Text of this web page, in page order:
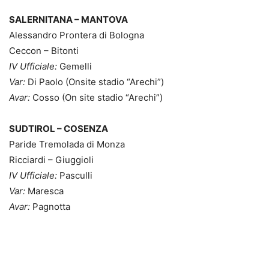
SALERNITANA – MANTOVA
Alessandro Prontera di Bologna
Ceccon – Bitonti
IV Ufficiale: Gemelli
Var: Di Paolo (Onsite stadio “Arechi”)
Avar: Cosso (On site stadio “Arechi”)
SUDTIROL – COSENZA
Paride Tremolada di Monza
Ricciardi – Giuggioli
IV Ufficiale: Pasculli
Var: Maresca
Avar: Pagnotta